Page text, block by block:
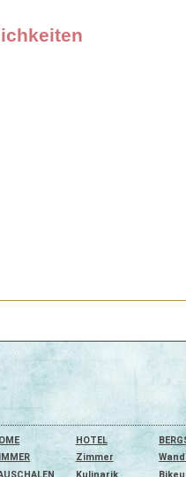
HOTEL
Zimmer